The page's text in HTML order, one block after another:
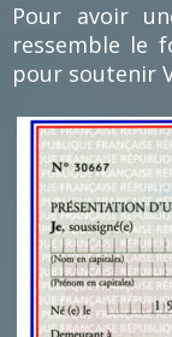
Pour avoir
ressemble le
pour soutenir